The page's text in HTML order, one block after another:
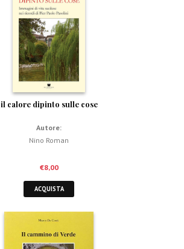
il calore dipinto sulle cose
Autore:
Nino Roman
€8,00
ACQUISTA